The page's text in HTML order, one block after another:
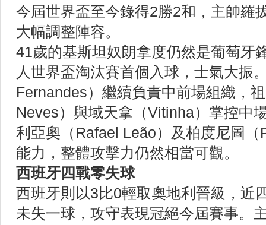
今屆世界盃至今錄得2勝2和，主帥羅
大幅調整陣容。
41歲的基斯坦奴朗拿度仍然是葡萄牙
人世界盃淘汰賽首個入球，士氣大振
Fernandes）繼續負責中前場組織，
Neves）與域天拿（Vitinha）掌控中
利亞奧（Rafael Leão）及柏度尼圖
能力，整體攻擊力仍然相當可觀。
西班牙四戰零失球
西班牙則以3比0輕取奧地利晉級，近
未失一球，攻守表現冠絕今屆賽事。